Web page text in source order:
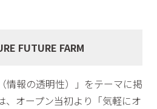
FUTURE FARM
情報の透明性）」をテーマに掲
、オープン当初より「気軽にオ